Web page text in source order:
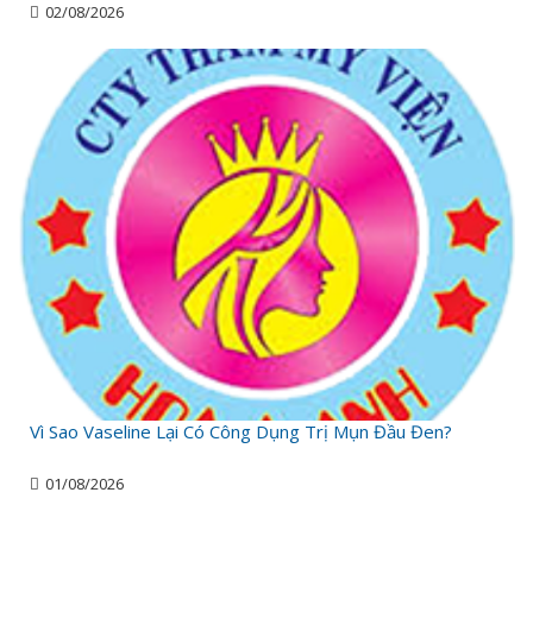
02/08/2026
Vì Sao Vaseline Lại Có Công Dụng Trị Mụn Đầu Đen?
01/08/2026